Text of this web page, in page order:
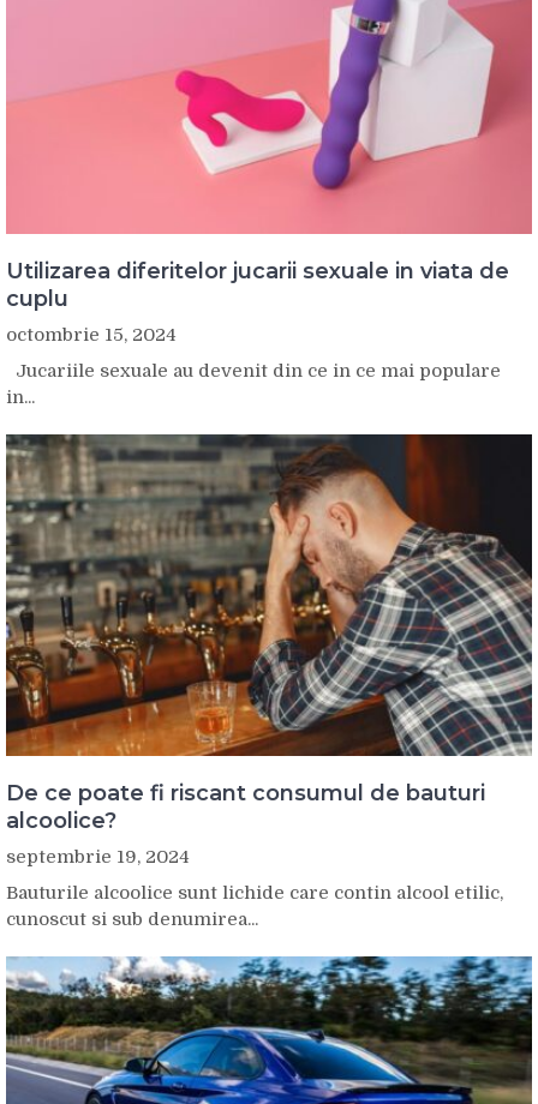
Utilizarea diferitelor jucarii sexuale in viata de
cuplu
octombrie 15, 2024
Jucariile sexuale au devenit din ce in ce mai populare
in...
De ce poate fi riscant consumul de bauturi
alcoolice?
septembrie 19, 2024
Bauturile alcoolice sunt lichide care contin alcool etilic,
cunoscut si sub denumirea...